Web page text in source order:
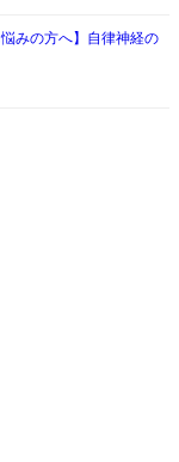
みの方へ】自律神経の